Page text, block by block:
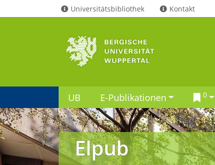
Universitätsbibliothek Kontakt
UB E-Publikationen 0
Elpub